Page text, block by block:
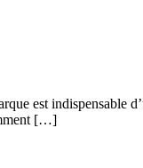
est indispensable
[…]